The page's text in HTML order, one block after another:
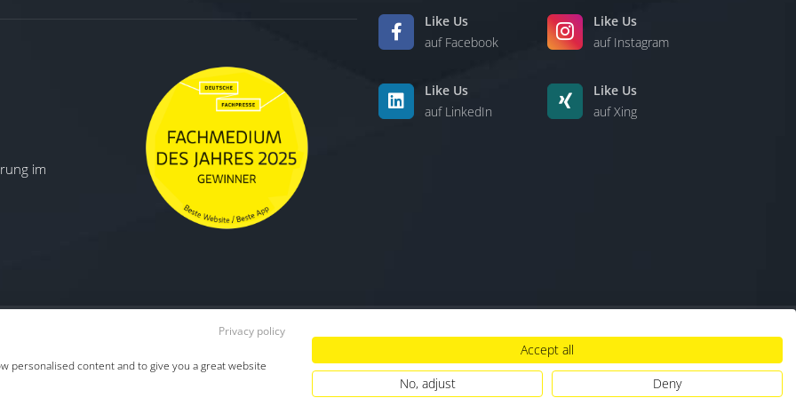
im
Like Us
auf Facebook
Like Us
auf Instagram
Like Us
auf LinkedIn
Like Us
auf Xing
Datenschutz Impressum Hinweisgebersystem
Privacy policy
personalised content and to give you a great website
Accept all
No, adjust
Deny